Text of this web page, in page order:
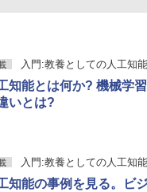
BUGS LIFE
￥250
コカ・コーラ やかんの麦茶
ベルレス 650mlPET×24本
スーパーの裏でヤニ吸うふ
版ビッグガンガンコミック
入門:教養としての人工知能
知能とは何か? 機械学
いとは?
入門:教養としての人工知能
知能の事例を見る。ビ